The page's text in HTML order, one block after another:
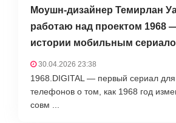
Моушн-дизайнер Темирлан
работаю над проектом 1968
истории мобильным
30.04.2026 23:38
1968.DIGITAL — первый сериал
телефонов о том, как 1968 год
совм ...